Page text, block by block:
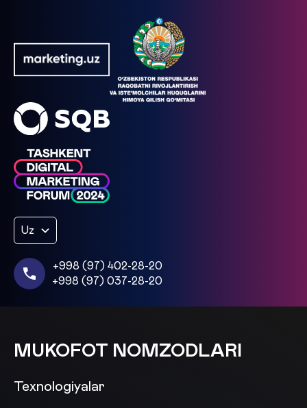
Uz
+998 (97) 402-28-20
+998 (97) 037-28-20
MUKOFOT NOMZODLARI
Texnologiyalar